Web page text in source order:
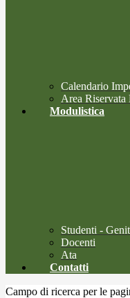
Calendario
Area Riservata
Modulistica
Studenti -
Docenti
Ata
Contatti
Campo di ricerca per le